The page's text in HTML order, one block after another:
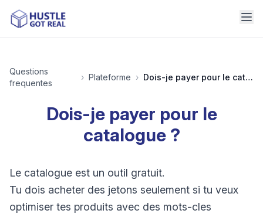
Questions
frequentes
› Plateforme › Dois-je payer pour le catalogue ?
Dois-je payer pour le
catalogue ?
Le catalogue est un outil gratuit.
Tu dois acheter des jetons seulement si tu veux
optimiser tes produits avec des mots-cles